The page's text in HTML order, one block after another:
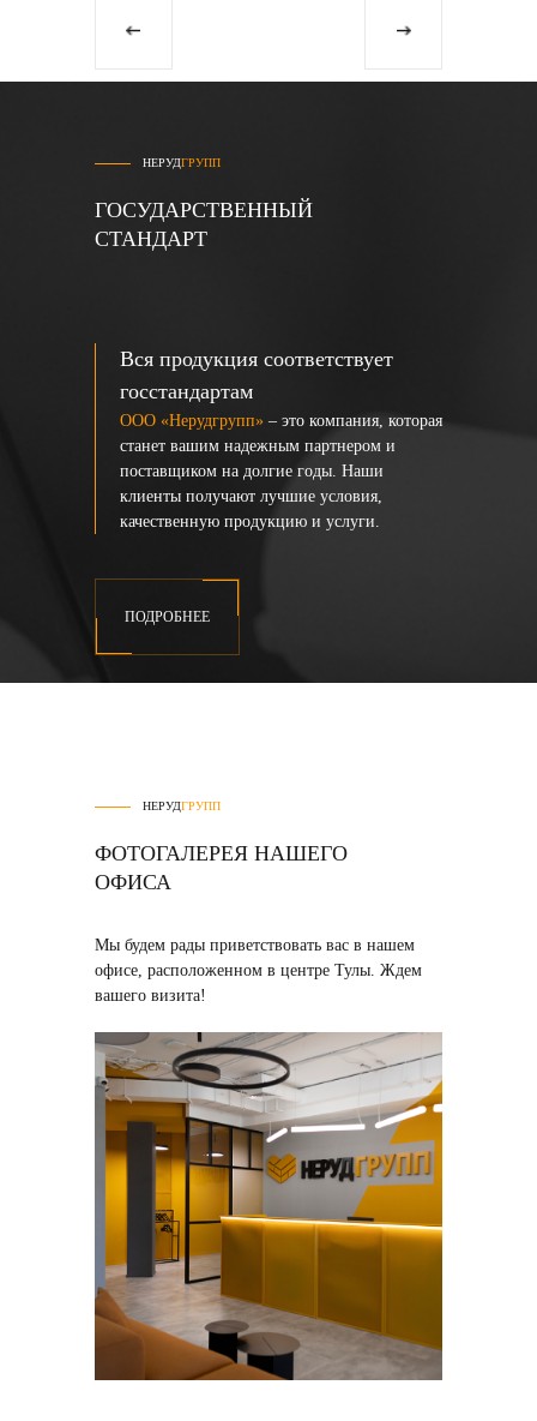
НЕРУДГРУПП
ГОСУДАРСТВЕННЫЙ
СТАНДАРТ
Вся продукция соответствует
госстандартам
ООО «Нерудгрупп» – это компания, которая
станет вашим надежным партнером и
поставщиком на долгие годы. Наши
клиенты получают лучшие условия,
качественную продукцию и услуги.
ПОДРОБНЕЕ
НЕРУДГРУПП
ФОТОГАЛЕРЕЯ НАШЕГО
ОФИСА
Мы будем рады приветствовать вас в нашем
офисе, расположенном в центре Тулы. Ждем
вашего визита!